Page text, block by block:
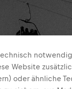
Website
oder ähnliche